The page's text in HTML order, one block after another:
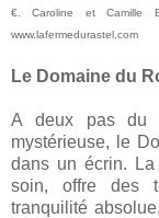
€. Caroline et Camille
www.lafermedurastel.com
Le Domaine du
A deux pas du
mystérieuse, le
dans un écrin.
soin, offre des
tranquilité